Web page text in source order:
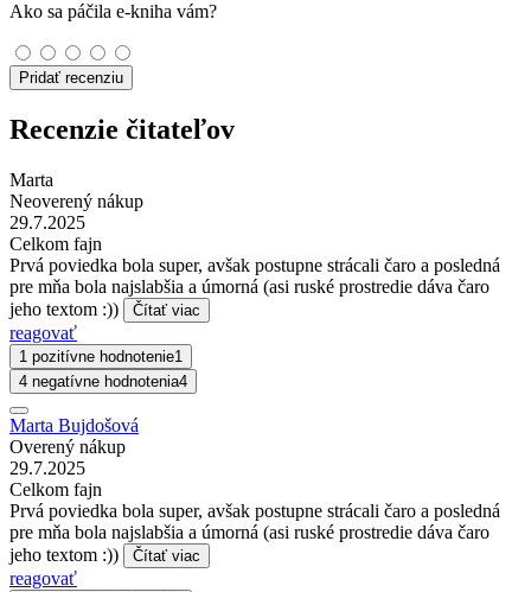
Ako sa páčila e-kniha vám?
Pridať recenziu
Recenzie čitateľov
Marta
Neoverený nákup
29.7.2025
Celkom fajn
Prvá poviedka bola super, avšak postupne strácali čaro a posledná
pre mňa bola najslabšia a úmorná (asi ruské prostredie dáva čaro
jeho textom :))
Čítať viac
reagovať
1 pozitívne hodnotenie1
4 negatívne hodnotenia4
Marta Bujdošová
Overený nákup
29.7.2025
Celkom fajn
Prvá poviedka bola super, avšak postupne strácali čaro a posledná
pre mňa bola najslabšia a úmorná (asi ruské prostredie dáva čaro
jeho textom :))
Čítať viac
reagovať